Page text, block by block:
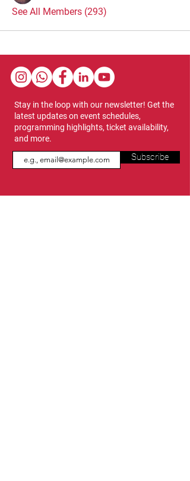
See All Members (293)
Stay in the loop with our newsletter! Get the
latest updates on event schedules,
programming highlights, ticket availability,
and more.
Subscribe